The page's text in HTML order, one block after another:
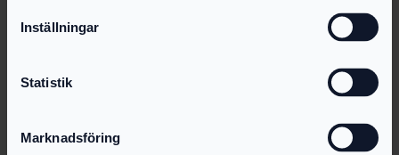
Inställningar
Statistik
Marknadsföring
Automatisk hämtning av bolagets
Automatisk placering av konton inte bara i
skatteberäkningen